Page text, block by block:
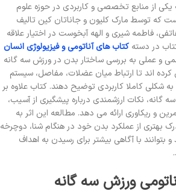
یکی از منابع تخصصی و کاربردی در حوزه علوم
که توسط مارک کلیون و جاناتان کین تالیف
فاطمه شیری و الهه آبخوست در اختیار علاقه
در دسته کتاب های آناتومی و فیزیولوژی انسان
و عملی به بررسی ساختار بدن در ورزش سه گانه
اند تا ارتباط میان عضلات، مفاصل، سیستم
شکلی کاملا کاربردی توضیح دهند. کتاب علاوه بر
گانه، نکات ارزشمندی درباره پیشگیری از آسیب،
و ریکاوری ارائه می دهد. مطالعه این اثر به
بهتری از عملکرد بدن خود در هنگام شنا، دوچرخه
بتوانند با آگاهی بیشتر برای رسیدن به اهداف
ورزش سه گانه